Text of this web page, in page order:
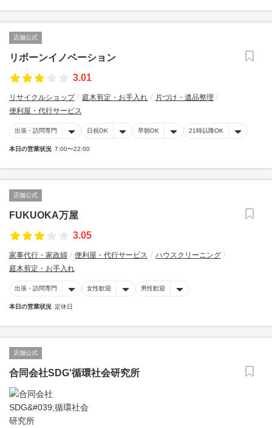
店舗公式
リボーンイノベーション
3.01
リサイクルショップ 庭木剪定・お手入れ
片づけ・遺品整理
便利屋・代行サービス
出張・訪問専門 日祝OK 早朝OK 21時以降OK
本日の営業状況 7:00〜22:00
店舗公式
FUKUOKA万屋
3.05
家事代行・家政婦 便利屋・代行サービス
ハウスクリーニング
庭木剪定・お手入れ
出張・訪問専門 女性歓迎 男性歓迎
本日の営業状況 定休日
店舗公式
合同会社SDG'循環社会研究所